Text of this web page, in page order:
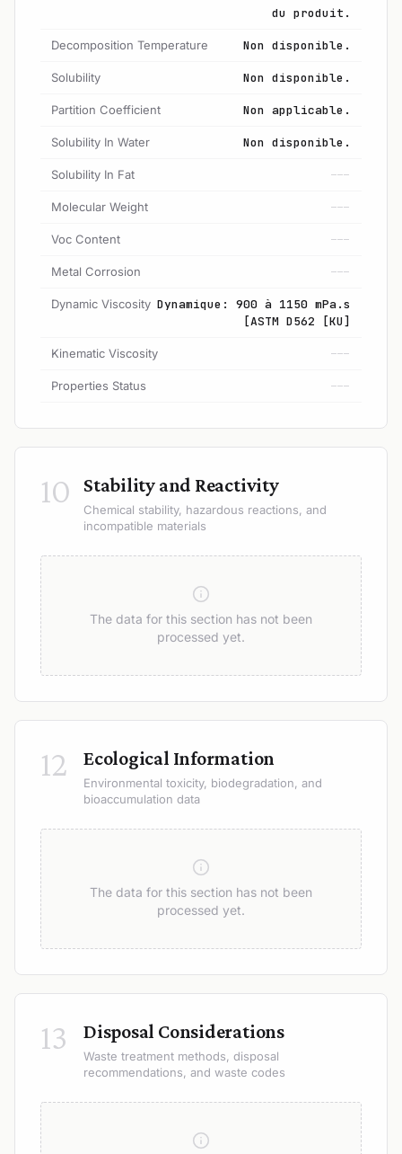
du produit.
Decomposition Temperature Non disponible.
Solubility Non disponible.
Partition Coefficient Non applicable.
Solubility In Water Non disponible.
Solubility In Fat ---
Molecular Weight ---
Voc Content ---
Metal Corrosion ---
Dynamic Viscosity Dynamique: 900 à 1150 mPa.s
[ASTM D562 [KU]
Kinematic Viscosity ---
Properties Status ---
10 Stability and Reactivity
Chemical stability, hazardous reactions, and
incompatible materials
The data for this section has not been
processed yet.
12 Ecological Information
Environmental toxicity, biodegradation, and
bioaccumulation data
The data for this section has not been
processed yet.
13 Disposal Considerations
Waste treatment methods, disposal
recommendations, and waste codes